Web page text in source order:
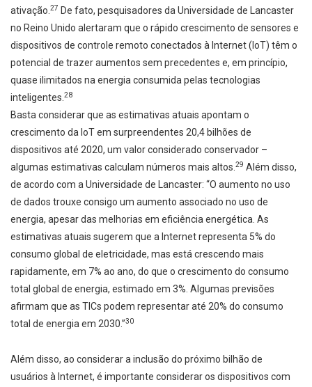
ativação. 27 De fato, pesquisadores da Universidade de Lancaster
no Reino Unido alertaram que o rápido crescimento de sensores e
dispositivos de controle remoto conectados à Internet (IoT) têm o
potencial de trazer aumentos sem precedentes e, em princípio,
quase ilimitados na energia consumida pelas tecnologias
inteligentes. 28
Basta considerar que as estimativas atuais apontam o
crescimento da IoT em surpreendentes 20,4 bilhões de
dispositivos até 2020, um valor considerado conservador –
algumas estimativas calculam números mais altos. 29 Além disso,
de acordo com a Universidade de Lancaster: “O aumento no uso
de dados trouxe consigo um aumento associado no uso de
energia, apesar das melhorias em eficiência energética. As
estimativas atuais sugerem que a Internet representa 5% do
consumo global de eletricidade, mas está crescendo mais
rapidamente, em 7% ao ano, do que o crescimento do consumo
total global de energia, estimado em 3%. Algumas previsões
afirmam que as TICs podem representar até 20% do consumo
total de energia em 2030.”30
Além disso, ao considerar a inclusão do próximo bilhão de
usuários à Internet, é importante considerar os dispositivos com